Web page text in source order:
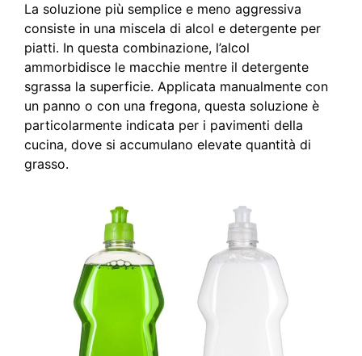
La soluzione più semplice e meno aggressiva
consiste in una miscela di alcol e detergente per
piatti. In questa combinazione, l’alcol
ammorbidisce le macchie mentre il detergente
sgrassa la superficie. Applicata manualmente con
un panno o con una fregona, questa soluzione è
particolarmente indicata per i pavimenti della
cucina, dove si accumulano elevate quantità di
grasso.